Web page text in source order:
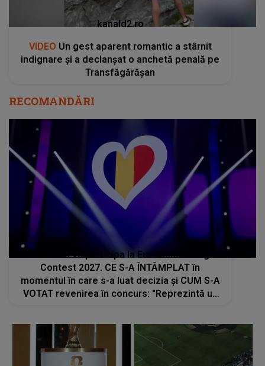
kanald2.ro
VIDEO Un gest aparent romantic a stârnit
indignare și a declanșat o anchetă penală pe
Transfăgărășan
RECOMANDĂRI
România va participa la Eurovision Song
Contest 2027. CE S-A ÎNTÂMPLAT în
momentul în care s-a luat decizia și CUM S-A
VOTAT revenirea în concurs: "Reprezintă un